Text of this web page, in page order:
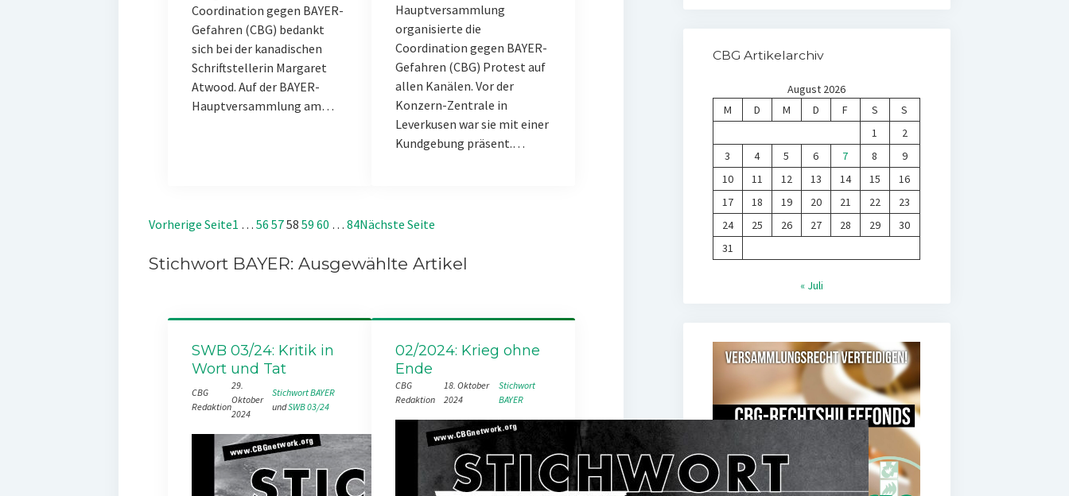
Coordination gegen BAYER-
Gefahren (CBG) bedankt
sich bei der kanadischen
Schriftstellerin Margaret
Atwood. Auf der BAYER-
Hauptversammlung am…
Hauptversammlung
organisierte die
Coordination gegen BAYER-
Gefahren (CBG) Protest auf
allen Kanälen. Vor der
Konzern-Zentrale in
Leverkusen war sie mit einer
Kundgebung präsent.…
Vorherige Seite1 … 56 5758 59 60 … 84Nächste Seite
Stichwort BAYER: Ausgewählte Artikel
SWB 03/24: Kritik in
Wort und Tat
CBG
Redaktion
29.
Oktober
2024
Stichwort BAYER
und SWB 03/24
02/2024: Krieg ohne
Ende
CBG
Redaktion
18. Oktober
2024
Stichwort
BAYER
CBG Artikelarchiv
August 2026
M
D M D F S
S
1
2
3
4 5 6 7 8
9
10
11 12 13 14 15
16
17
18 19 20 21 22
23
24
25 26 27 28 29
30
31
« Juli